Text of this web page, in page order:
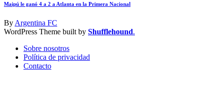
Maipú le ganó 4 a 2 a Atlanta en la Primera Nacional
ByArgentina FC
WordPress Theme built by Shufflehound.
Sobre nosotros
Política de privacidad
Contacto